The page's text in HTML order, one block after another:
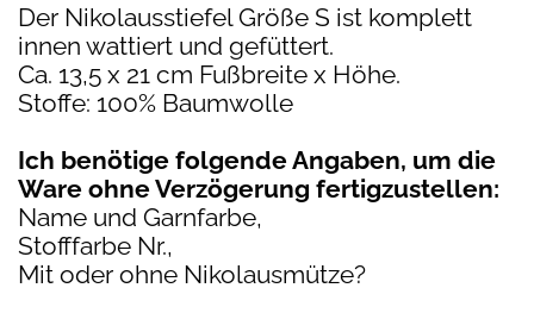
Der Nikolausstiefel Größe S ist komplett
innen wattiert und gefüttert.
Ca. 13,5 x 21 cm Fußbreite x Höhe.
Stoffe: 100% Baumwolle
Ich benötige folgende Angaben, um die
Ware ohne Verzögerung fertigzustellen:
Name und Garnfarbe,
Stofffarbe Nr.,
Mit oder ohne Nikolausmütze?